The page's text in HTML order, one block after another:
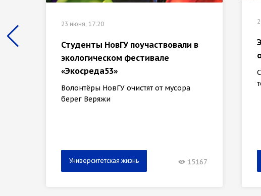
23 июня, 17:20
Студенты НовГУ поучаствовали в
экологическом фестивале
«Экосреда53»
Волонтёры НовГУ очистят от мусора
берег Веряжи
Университетская жизнь 15167